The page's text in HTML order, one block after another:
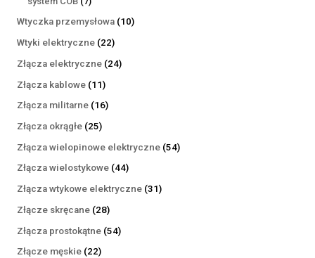
produktów
Wtyczka przemysłowa 1010
Wtyki elektryczne 2222
produkty
Złącza elektryczne 2424
Złącza kablowe 1111
produktów
Złącza militarne 1616
Złącza okrągłe 2525
produktów
Złącza wielopinowe elektryczne 5454
Złącza wielostykowe 4444
produkty
Złącza wtykowe elektryczne 3131
Złącze skręcane 2828
produktów
Złącza prostokątne 5454
Złącze męskie 2222